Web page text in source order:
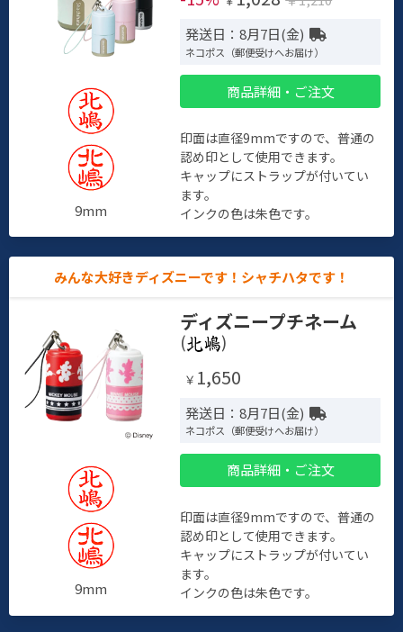
9mm
発送日：8月7日(金)
ネコポス（郵便受けへお届け）
商品詳細・ご注文
印面は直径9mmですので、普通の
認め印として使用できます。
キャップにストラップが付いてい
ます。
インクの色は朱色です。
みんな大好きディズニーです！シャチハタです！
9mm
ディズニープチネーム
( )
￥ 1,650
発送日：8月7日(金)
ネコポス（郵便受けへお届け）
商品詳細・ご注文
印面は直径9mmですので、普通の
認め印として使用できます。
キャップにストラップが付いてい
ます。
インクの色は朱色です。